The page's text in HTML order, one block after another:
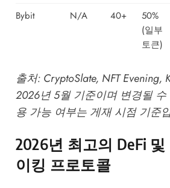
Bybit N/A 40+
50%
(일부
토큰)
출처: CryptoSlate, NFT Evening,
2026년 5월 기준이며 변경될
용 가능 여부는 게재 시점 기준
2026년 최고의 DeFi
이킹 프로토콜